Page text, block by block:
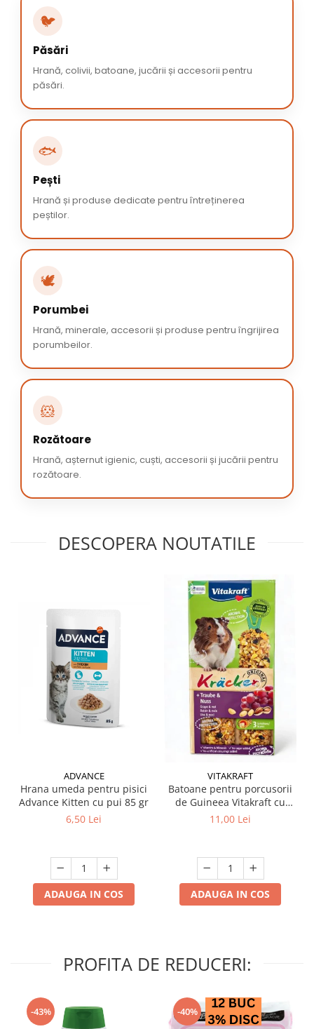
🐦
Păsări
Hrană, colivii, batoane, jucării și accesorii pentru
păsări.
🐟
Pești
Hrană și produse dedicate pentru întreținerea
peștilor.
🕊️
Porumbei
Hrană, minerale, accesorii și produse pentru îngrijirea
porumbeilor.
🐹
Rozătoare
Hrană, așternut igienic, cuști, accesorii și jucării pentru
rozătoare.
DESCOPERA NOUTATILE
ADVANCE
Hrana umeda pentru pisici
Advance Kitten cu pui 85 gr
6,50 Lei
ADAUGA IN COS
VITAKRAFT
Batoane pentru porcusorii
de Guineea Vitakraft cu
struguri & nuci 2 buc
11,00 Lei
ADAUGA IN COS
PROFITA DE REDUCERI:
-43% -40%